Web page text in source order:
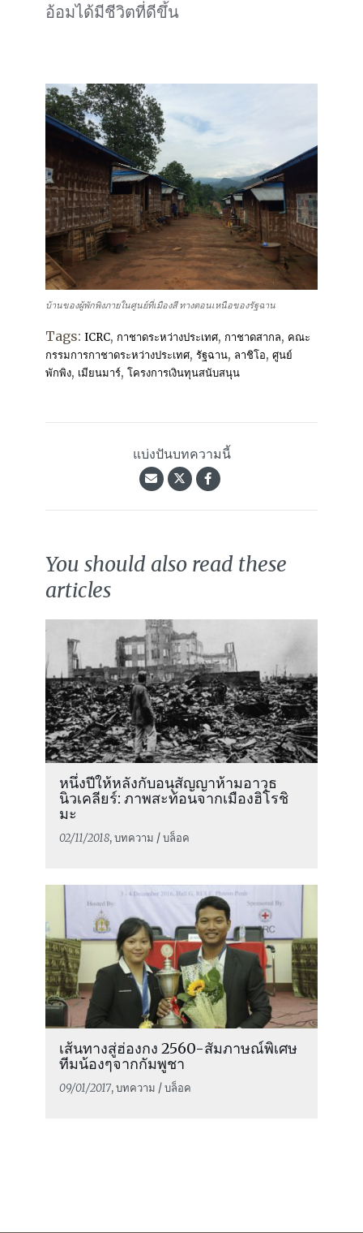
อ้อมได้มีชีวิตที่ดีขึ้น
บ้านของผู้พักพิงภายในศูนย์ที่เมืองสี ทางตอนเหนือของรัฐฉาน
Tags: ICRC, กาชาดระหว่างประเทศ, กาชาดสากล, คณะ
กรรมการกาชาดระหว่างประเทศ, รัฐฉาน, ลาชิโอ, ศูนย์
พักพิง, เมียนมาร์, โครงการเงินทุนสนับสนุน
แบ่งปันบทความนี้
You should also read these
articles
หนึ่งปีให้หลังกับอนุสัญญาห้ามอาวุธ
นิวเคลียร์: ภาพสะท้อนจากเมืองฮิโรชิ
มะ
02/11/2018, บทความ / บล็อค
เส้นทางสู่ฮ่องกง 2560-สัมภาษณ์พิเศษ
ทีมน้องๆจากกัมพูชา
09/01/2017, บทความ / บล็อค